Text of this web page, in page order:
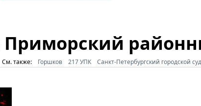
Приморский
См. также: Горшков 217 УПК Санкт-Петербургский городской суд